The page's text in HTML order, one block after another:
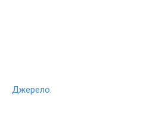
Джерело.